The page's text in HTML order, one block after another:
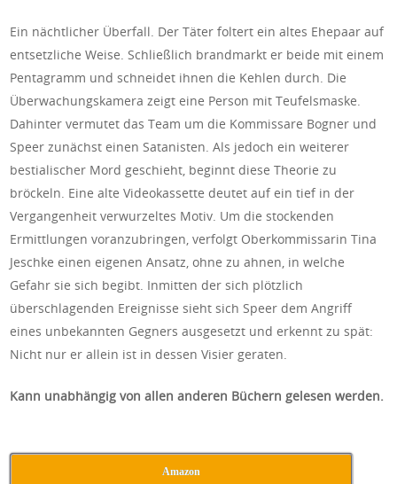
Ein nächtlicher Überfall. Der Täter foltert ein altes Ehepaar auf
entsetzliche Weise. Schließlich brandmarkt er beide mit einem
Pentagramm und schneidet ihnen die Kehlen durch. Die
Überwachungskamera zeigt eine Person mit Teufelsmaske.
Dahinter vermutet das Team um die Kommissare Bogner und
Speer zunächst einen Satanisten. Als jedoch ein weiterer
bestialischer Mord geschieht, beginnt diese Theorie zu
bröckeln. Eine alte Videokassette deutet auf ein tief in der
Vergangenheit verwurzeltes Motiv. Um die stockenden
Ermittlungen voranzubringen, verfolgt Oberkommissarin Tina
Jeschke einen eigenen Ansatz, ohne zu ahnen, in welche
Gefahr sie sich begibt. Inmitten der sich plötzlich
überschlagenden Ereignisse sieht sich Speer dem Angriff
eines unbekannten Gegners ausgesetzt und erkennt zu spät:
Nicht nur er allein ist in dessen Visier geraten.
Kann unabhängig von allen anderen Büchern gelesen werden.
Amazon